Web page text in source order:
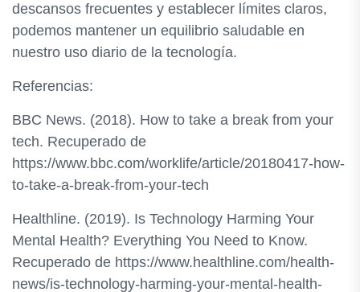
descansos frecuentes y establecer límites claros,
podemos mantener un equilibrio saludable en
nuestro uso diario de la tecnología.
Referencias:
BBC News. (2018). How to take a break from your
tech. Recuperado de
https://www.bbc.com/worklife/article/20180417-how-
to-take-a-break-from-your-tech
Healthline. (2019). Is Technology Harming Your
Mental Health? Everything You Need to Know.
Recuperado de https://www.healthline.com/health-
news/is-technology-harming-your-mental-health-